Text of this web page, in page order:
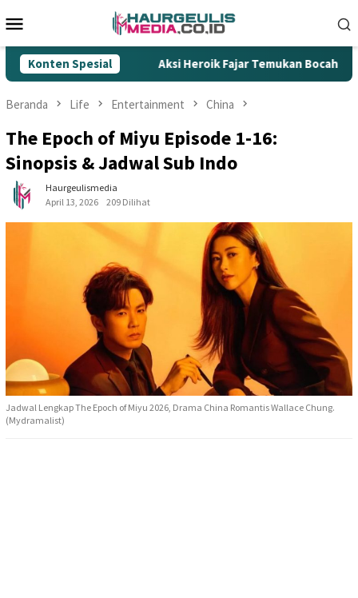
ke
Mobile
Konten Spesial
Ilegal Aksi Heroik Fajar Temukan Bocah Tenggelam
Beranda Life Entertainment China
The Epoch of Miyu Episode 1-16:
Sinopsis & Jadwal Sub Indo
Haurgeulismedia
April 13, 2026
209 Dilihat
Jadwal Lengkap The Epoch of Miyu 2026, Drama China Romantis Wallace Chung.
(Mydramalist)